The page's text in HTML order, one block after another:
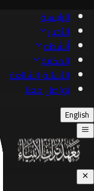
الرئيسية
الأخبار
أنشطه
المكتبة
الأسئلة الشائعة
تواصل معنا
English